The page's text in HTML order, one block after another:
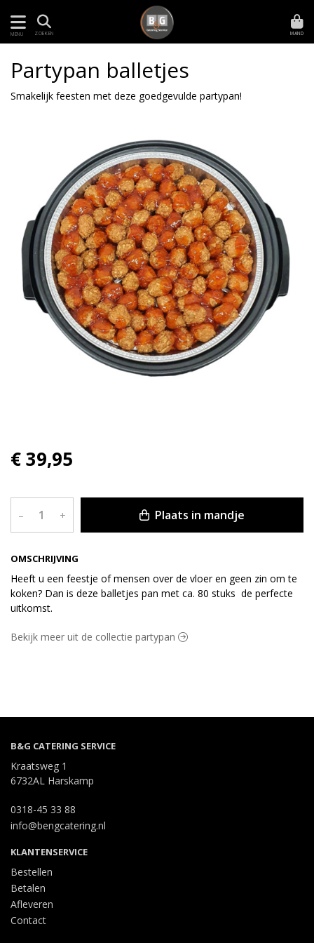
MENU ZOEKEN MAND
OMSCHRIJVING
Heeft u een feestje of mensen over de vloer en geen zin om te
koken? Dan is deze balletjes pan met ca. 80 stuks de perfecte
uitkomst.
Partypan balletjes
Smakelijk feesten met deze goedgevulde partypan!
€ 39,95
– + Plaats in mandje
Bekijk meer uit de collectie partypan
B&G CATERING SERVICE
Kraatsweg 1
6732AL Harskamp
0318-45 33 88
info@bengcatering.nl
KLANTENSERVICE
Bestellen
Betalen
Afleveren
Contact